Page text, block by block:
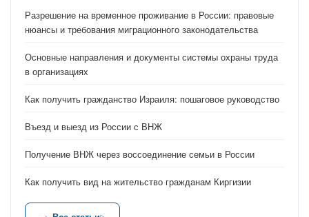
Разрешение на временное проживание в России: правовые
нюансы и требования миграционного законодательства
Основные направления и документы системы охраны труда
в организациях
Как получить гражданство Израиля: пошаговое руководство
Въезд и выезд из России с ВНЖ
Получение ВНЖ через воссоединение семьи в России
Как получить вид на жительство гражданам Киргизии